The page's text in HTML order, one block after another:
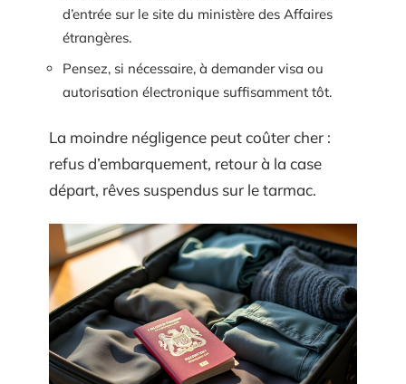
d’entrée sur le site du ministère des Affaires
étrangères.
Pensez, si nécessaire, à demander visa ou
autorisation électronique suffisamment tôt.
La moindre négligence peut coûter cher :
refus d’embarquement, retour à la case
départ, rêves suspendus sur le tarmac.